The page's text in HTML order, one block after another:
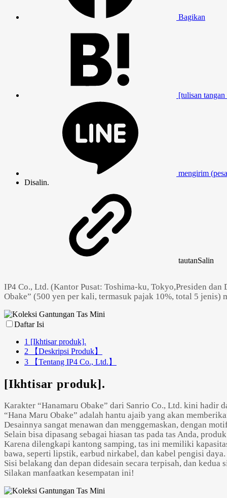
Bagikan
[tulisan
mengirim
Disalin.
tautanSalin
IP4 Co., Ltd. (Kantor Pusat: Toshima-ku, Tokyo,Presiden
Obake” (500 yen per kali, termasuk pajak 10%, total 5
Daftar Isi
1 [Ikhtisar produk].
2 【Deskripsi Produk】
3 【Tentang IP4 Co., Ltd.】
[Ikhtisar produk].
Karakter “Hanamaru Obake” dari Sanrio Co., Ltd. kini hadir
“Hana Maru Obake” adalah hantu ajaib yang akan
Desainnya sangat menawan dan menggemaskan, dengan
Selain bisa dipasang sebagai hiasan tas pada tas Anda,
Karena dilengkapi kantong samping, tas ini memiliki
bawa, seperti lipstik, earbud nirkabel, dan kabel pengisi daya.
Sisi belakang dan depan didesain secara terpisah, dan kedua
Silakan manfaatkan kesempatan ini!